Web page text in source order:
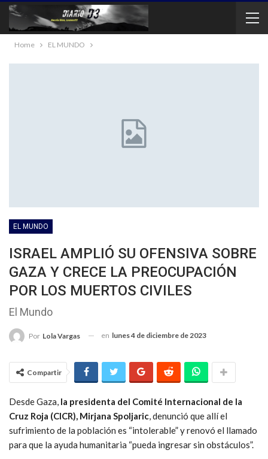
Home EL MUNDO
EL MUNDO
ISRAEL AMPLIÓ SU OFENSIVA SOBRE
GAZA Y CRECE LA PREOCUPACIÓN
POR LOS MUERTOS CIVILES
El Mundo
Por Lola Vargas en lunes 4 de diciembre de 2023
Compartir
Desde Gaza, la presidenta del Comité Internacional de la
Cruz Roja (CICR), Mirjana Spoljaric, denunció que allí el
sufrimiento de la población es “intolerable” y renovó el llamado
para que la ayuda humanitaria “pueda ingresar sin obstáculos”.